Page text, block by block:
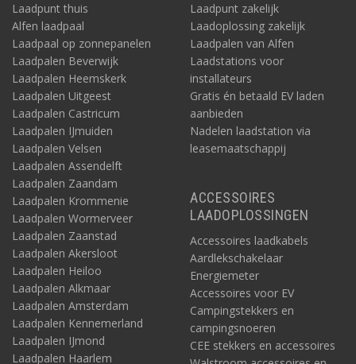
MASTERVOLT MEDIUM DUTY SET
Omvormer AC Master
12V/1000W
Zekeringhouder ANL
Zekering ANL 125A
Accu AGM 12V/160Ah
MAC Plus DC lader 12V/12V 50A
Zekeringhouder MAXI 30-80A
Zekering 60A MAXI
MASTERVOLT HEAVY DUTY SET
Omvormer AC Master
12V/1500W
Zekeringhouder ANL
Zekering ANL 175A
Accu AGM 12/225
MAC Plus DC lader 12V/12V 50A
Zekeringhouder MAXI 30-80A
Zekering 60A MAXI
MASTERVOLT SEVERE DUTY SET
Omvormer AC Master
12V/2000W
Laadpunt thuis
Alfen laadpaal
Laadpaal op zonnepanelen
Laadpalen Beverwijk
Laadpalen Heemskerk
Laadpalen Uitgeest
Laadpalen Castricum
Laadpalen IJmuiden
Laadpalen Velsen
Laadpalen Assendelft
Laadpalen Zaandam
Laadpalen Krommenie
Laadpalen Wormerveer
Laadpalen Zaanstad
Laadpalen Akersloot
Laadpalen Heiloo
Laadpalen Alkmaar
Laadpalen Amsterdam
Laadpalen Kennemerland
Laadpalen IJmond
Laadpalen Haarlem
Laadpunt zakelijk
Laadoplossing zakelijk
Laadpalen van Alfen
Laadstations voor
installateurs
Gratis én betaald EV laden
aanbieden
Nadelen laadstation via
leasemaatschappij
ACCESSOIRES
LAADOPLOSSINGEN
Accessoires laadkabels
Aardlekschakelaar
Energiemeter
Accessoires voor EV
Campingstekkers en
campingsnoeren
CEE stekkers en accessoires